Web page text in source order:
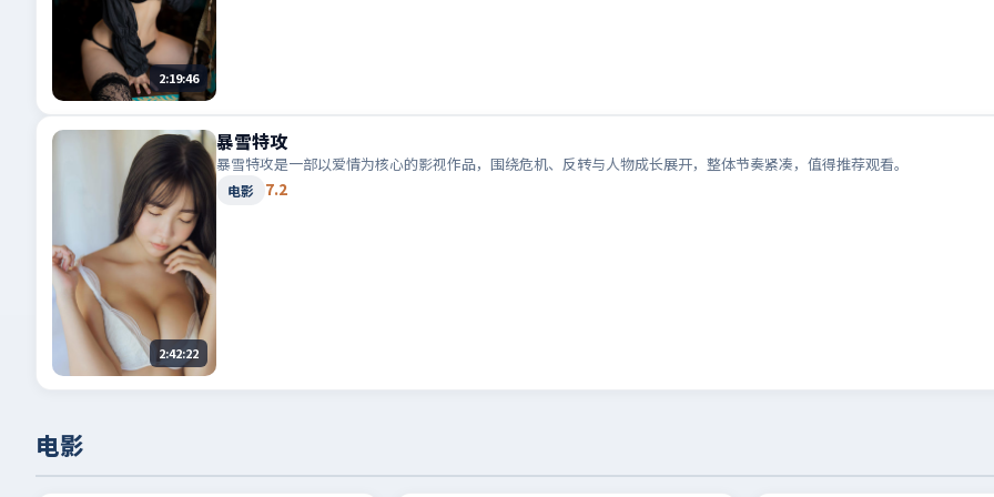
2:19:46
2:42:22
暴雪特攻
暴雪特攻是一部以爱情为核心的影视作品，围绕危机、反转与人物成长展开，整体节奏紧凑，值得推荐观看。
电影 7.2
电影